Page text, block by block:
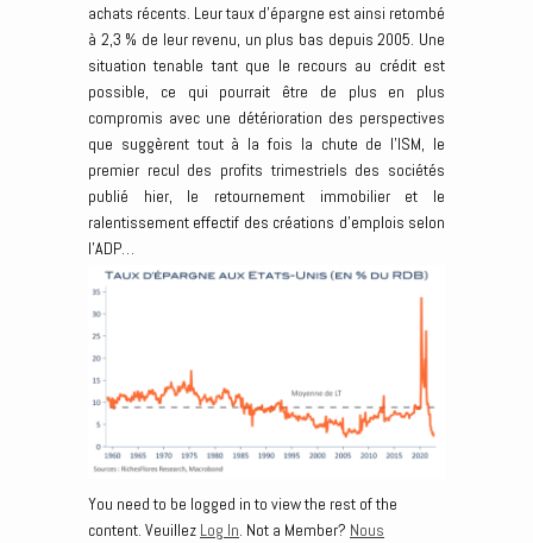
achats récents. Leur taux d’épargne est ainsi retombé
à 2,3 % de leur revenu, un plus bas depuis 2005. Une
situation tenable tant que le recours au crédit est
possible, ce qui pourrait être de plus en plus
compromis avec une détérioration des perspectives
que suggèrent tout à la fois la chute de l’ISM, le
premier recul des profits trimestriels des sociétés
publié hier, le retournement immobilier et le
ralentissement effectif des créations d’emplois selon
l’ADP…
You need to be logged in to view the rest of the
content. Veuillez Log In . Not a Member? Nous